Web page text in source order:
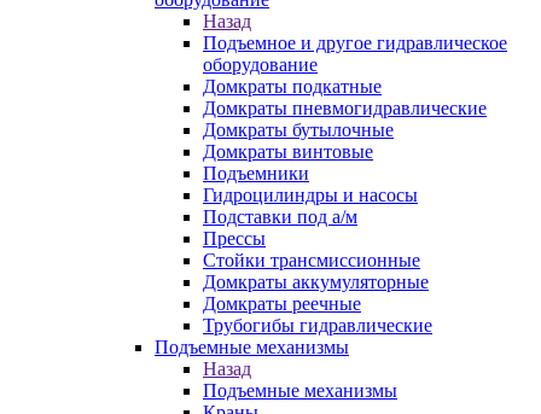
Назад
Подъемное и другое гидравлическое
оборудование
Домкраты подкатные
Домкраты пневмогидравлические
Домкраты бутылочные
Домкраты винтовые
Подъемники
Гидроцилиндры и насосы
Подставки под а/м
Прессы
Стойки трансмиссионные
Домкраты аккумуляторные
Домкраты реечные
Трубогибы гидравлические
Подъемные механизмы
Назад
Подъемные механизмы